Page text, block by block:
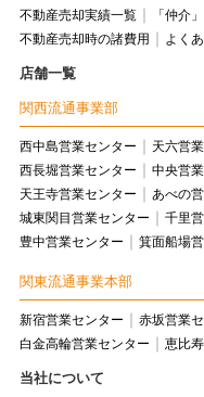
不動産売却実績一覧
「仲介
不動産売却時の諸費用
よく
店舗一覧
関西流通事業部
西中島営業センター 天六営
西長堀営業センター
中央営
天王寺営業センター
あべの
城東関目営業センター
千里
豊中営業センター
箕面船場
関東流通事業本部
新宿営業センター 赤坂営業
白金高輪営業センター
恵比
当社について